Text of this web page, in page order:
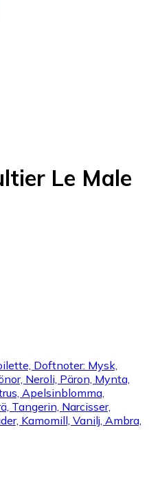
Le Male
Doftnoter: Mysk,
Neroli, Päron, Mynta,
Apelsinblomma,
Tangerin, Narcisser,
Kamomill, Vanilj, Ambra,